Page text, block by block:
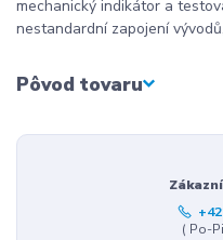
mechanický indikátor a
nestandardní zapojení
Pôvod tovaru
( Po-